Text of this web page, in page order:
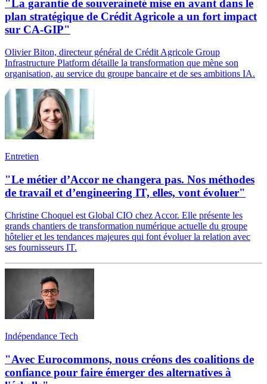
"La garantie de souveraineté mise en avant dans le
plan stratégique de Crédit Agricole a un fort impact
sur CA-GIP"
Olivier Biton, directeur général de Crédit Agricole Group
Infrastructure Platform détaille la transformation que mène son
organisation, au service du groupe bancaire et de ses ambitions IA.
Entretien
"Le métier d’Accor ne changera pas. Nos méthodes
de travail et d’engineering IT, elles, vont évoluer"
Christine Choquel est Global CIO chez Accor. Elle présente les
grands chantiers de transformation numérique actuelle du groupe
hôtelier et les tendances majeures qui font évoluer la relation avec
ses fournisseurs IT.
Indépendance Tech
"Avec Eurocommons, nous créons des coalitions de
confiance pour faire émerger des alternatives à